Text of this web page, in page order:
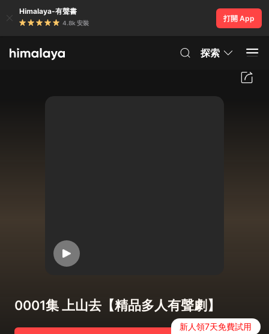
Himalaya-有聲書
4.8k 安裝
打開 App
探索
0001集 上山去【精品多人有聲劇】
新人領7天免費試用